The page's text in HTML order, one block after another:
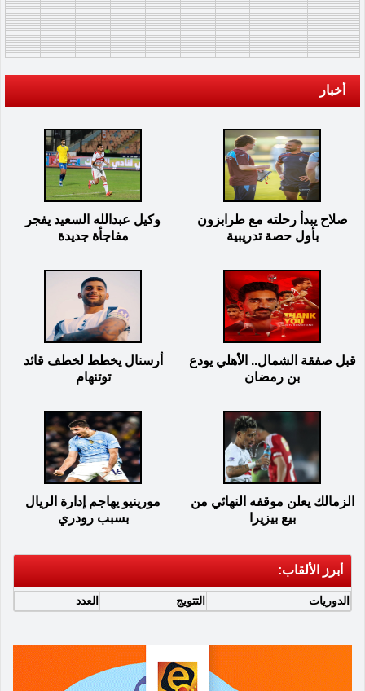
أخبار
صلاح يبدأ رحلته مع طرابزون
بأول حصة تدريبية
وكيل عبدالله السعيد يفجر
مفاجأة جديدة
قبل صفقة الشمال.. الأهلي يودع
بن رمضان
أرسنال يخطط لخطف قائد
توتنهام
الزمالك يعلن موقفه النهائي من
بيع بيزيرا
مورينيو يهاجم إدارة الريال
بسبب رودري
أبرز الألقاب:
الدوريات التتويج العدد